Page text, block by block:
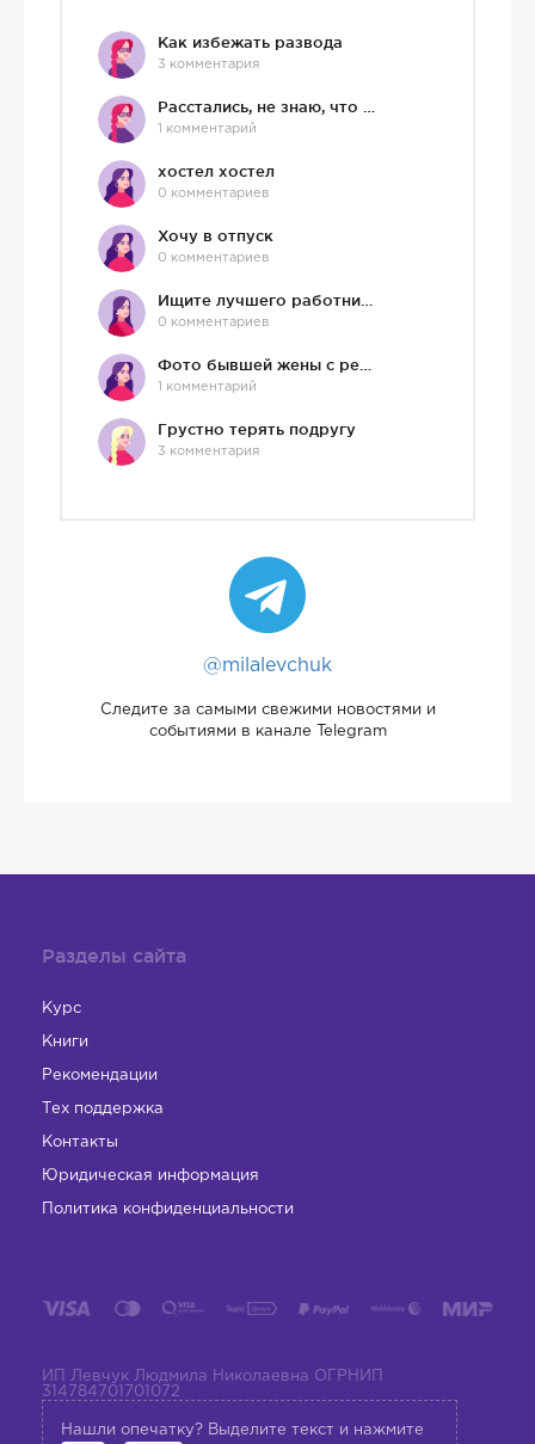
Как избежать развода
3 комментария
1 комментарий
хостел хостел
0 комментариев
Хочу в отпуск
0 комментариев
0 комментариев
1 комментарий
Грустно терять подругу
3 комментария
@milalevchuk
Следите за самыми свежими новостями и
событиями в канале Telegram
Разделы сайта
Курс
Книги
Рекомендации
Тех поддержка
Контакты
Юридическая информация
Политика конфиденциальности
ИП Левчук Людмила Николаевна ОГРНИП
314784701701072
Нашли опечатку? Выделите текст и нажмите